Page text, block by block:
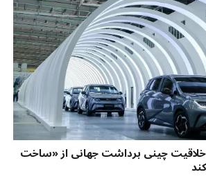
خلاقیت چینی برداشت جهانی از «ساخت